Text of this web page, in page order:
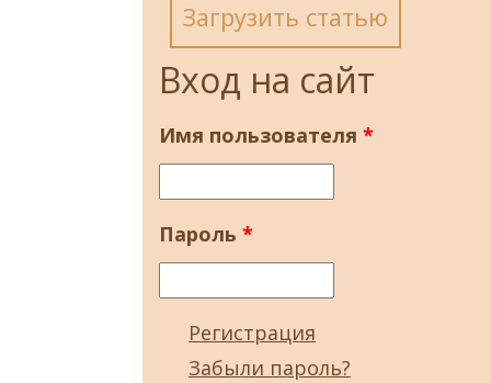
Загрузить статью
Вход на сайт
Имя пользователя *
Пароль *
Регистрация
Забыли пароль?